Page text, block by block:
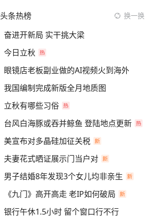
头条热榜 换一换
奋进开新局 实干挑大梁
今日立秋
眼镜店老板副业做的AI视频火到海外
我国编制完成新版全月地质图
立秋有哪些习俗
台风白海豚或吞并鲸鱼 登陆地点更新
美宣布对多晶硅加征关税
夫妻花式晒证展示门当户对
男子结婚8年发现3个女儿均非亲生
《九门》高开高走 老IP如何破局
银行午休1.5小时 留个窗口行不行